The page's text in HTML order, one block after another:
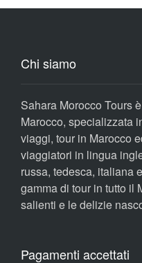
Chi siamo
Sahara Morocco Tours
Marocco, specializzata
viaggi, tour in Marocco
viaggiatori in lingua
russa, tedesca, italiana
gamma di tour in tutto il
salienti e le delizie
Pagamenti accettati